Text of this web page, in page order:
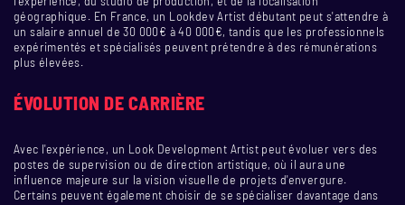
géographique. En France, un Lookdev Artist débutant peut s'attendre à
un salaire annuel de 30 000€ à 40 000€, tandis que les professionnels
expérimentés et spécialisés peuvent prétendre à des rémunérations
plus élevées.
ÉVOLUTION DE CARRIÈRE
Avec l'expérience, un Look Development Artist peut évoluer vers des
postes de supervision ou de direction artistique, où il aura une
influence majeure sur la vision visuelle de projets d'envergure.
Certains peuvent également choisir de se spécialiser davantage dans